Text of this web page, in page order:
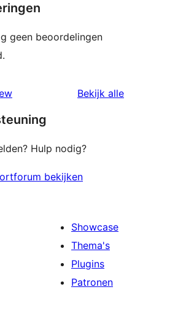
geen beoordelingen
Bekijk alle
Hulp nodig?
bekijken
Showcase
Thema's
Plugins
Patronen